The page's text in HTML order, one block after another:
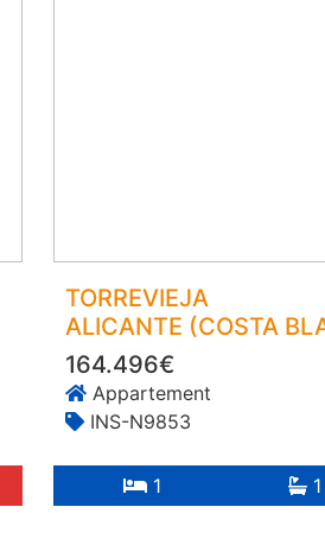
TORREVIEJA
ALICANTE (COSTA
164.496€
Appartement
INS-N9853
1 1